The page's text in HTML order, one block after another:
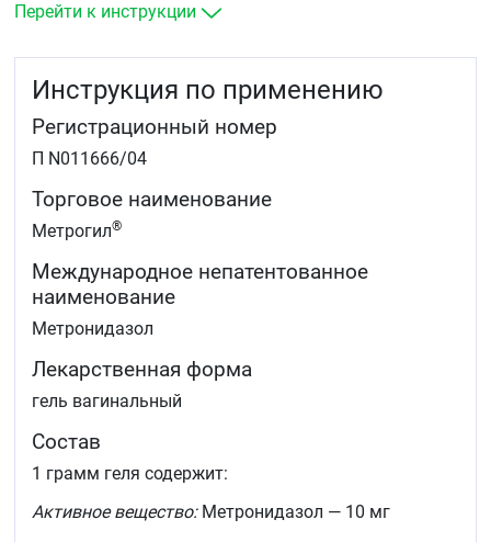
Перейти к инструкции
Инструкция по применению
Регистрационный номер
П N011666/04
Торговое наименование
Метрогил®
Международное непатентованное
наименование
Метронидазол
Лекарственная форма
гель вагинальный
Состав
1 грамм геля содержит:
Активное вещество: Метронидазол — 10 мг